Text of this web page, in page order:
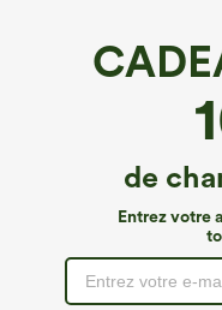
de
Entrez votre
Halara Flex™
nouer sur les côtés,
€40,95 EUR Mix